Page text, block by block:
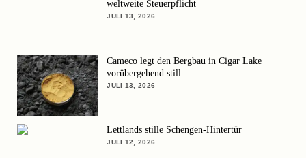
weltweite Steuerpflicht
JULI 13, 2026
Cameco legt den Bergbau in Cigar Lake
vorübergehend still
JULI 13, 2026
Lettlands stille Schengen-Hintertür
JULI 12, 2026